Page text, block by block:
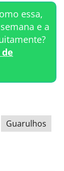
essa,
e a
Guarulhos